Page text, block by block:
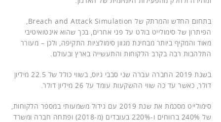
הפיתרון של סימולייט בולט על פני אחרים, בכך שהוא אינטואיטיבי
מאוד והמקיף ביותר מבחינת מגוון סימולציות התקיפה, ולכן – מעורר
התלהבות רבה בקרב הלקוחות והתעשייה בארץ ובעולם.
בשנת 2019 החברה עברה שני סבבי גיוס, בשווי כולל של 22.5 מיליון
דולר, כאשר עד כה שווי ההשקעות עומד על 26 מיליון דולר.
סימולייט מסכמת את שנת 2019 עם גידול משמעותי במספר הלקוחות,
של 240% ברווחים ו-220% בעובדים (מ-2018) ופתחה חברה ומשרד